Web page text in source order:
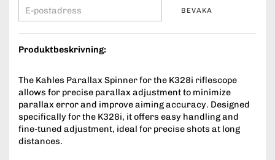
BEVAKA
Produktbeskrivning:
The Kahles Parallax Spinner for the K328i riflescope
allows for precise parallax adjustment to minimize
parallax error and improve aiming accuracy. Designed
specifically for the K328i, it offers easy handling and
fine-tuned adjustment, ideal for precise shots at long
distances.